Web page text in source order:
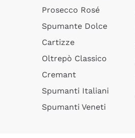
Prosecco Rosé
Spumante Dolce
Cartizze
Oltrepò Classico
Cremant
Spumanti Italiani
Spumanti Veneti